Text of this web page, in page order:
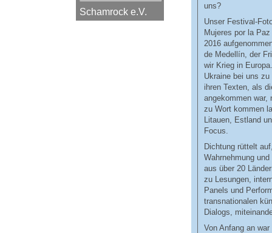
Schamrock e.V.
uns?
Unser Festival-
Mujeres por la
2016
de Medellín, der
wir Krieg in
Ukraine bei uns
ihren Texten, als
angekommen war,
zu Wort kommen
Litauen, Estland
Focus.
Dichtung rüttelt
Wahrnehmung
aus über 20
zu Lesungen,
Panels und
transnationalen
Dialogs,
Von Anfang an